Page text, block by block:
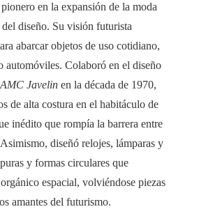
en la expansión de la moda
del diseño. Su visión futurista
abarcar objetos de uso cotidiano,
automóviles. Colaboró en el diseño
AMC Javelin en la década de 1970,
de alta costura en el habitáculo de
inédito que rompía la barrera entre
diseñó relojes, lámparas y
y formas circulares que
espacial, volviéndose piezas
amantes del futurismo.